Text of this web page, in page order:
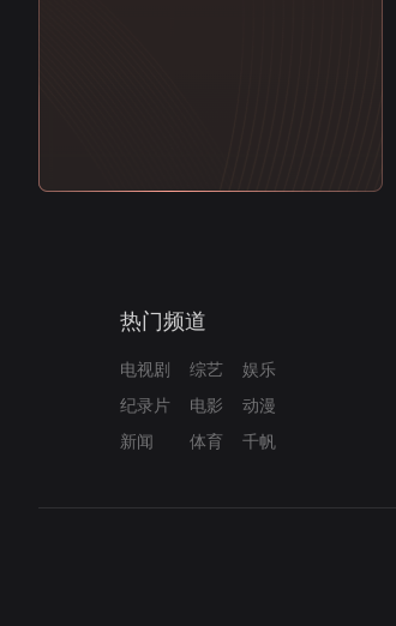
热门频道
电视剧 综艺
娱乐
纪录片
电影
动漫
新闻
体育 千帆